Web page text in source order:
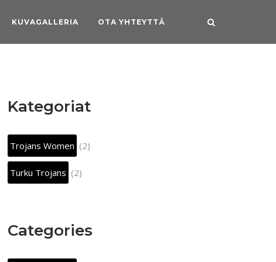
KUVAGALLERIA OTA YHTEYTTÄ
Kategoriat
Trojans Women (2)
Turku Trojans (2)
Categories